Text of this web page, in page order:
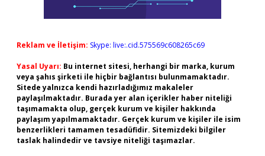
Reklam ve İletişim: Skype: live:.cid.575569c608265c69
Yasal Uyarı: Bu internet sitesi, herhangi bir marka, kurum
veya şahıs şirketi ile hiçbir bağlantısı bulunmamaktadır.
Sitede yalnızca kendi hazırladığımız makaleler
paylaşılmaktadır. Burada yer alan içerikler haber niteliği
taşımamakta olup, gerçek kurum ve kişiler hakkında
paylaşım yapılmamaktadır. Gerçek kurum ve kişiler ile isim
benzerlikleri tamamen tesadüfidir. Sitemizdeki bilgiler
taslak halindedir ve tavsiye niteliği taşımazlar.